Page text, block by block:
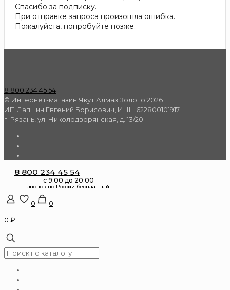
Спасибо за подписку.
При отправке запроса произошла ошибка.
Пожалуйста, попробуйте позже.
8 800 234 45 54
© Интернет-магазин Якут Алмаз Золото 2026
ИП Лапшин Евгений Борисович, ИНН 622800101917
г. Рязань, ул. Николодворянская, д. 13/20
8 800 234 45 54
0
0
0 ₽